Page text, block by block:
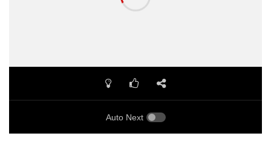
Auto Next